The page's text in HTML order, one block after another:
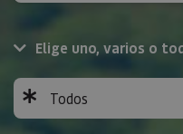
Elige uno, varios o
Todos